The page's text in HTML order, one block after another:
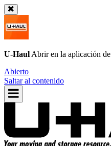
U-Haul Abrir en la aplicación de
Abierto
Saltar al contenido